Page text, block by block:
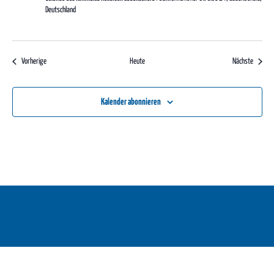
Deutschland
VorherigeVeranstaltungen Heute Nächste
Kalender abonnieren